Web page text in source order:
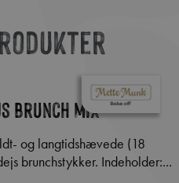
brunch mix
brunchstykker. Indeholder:...